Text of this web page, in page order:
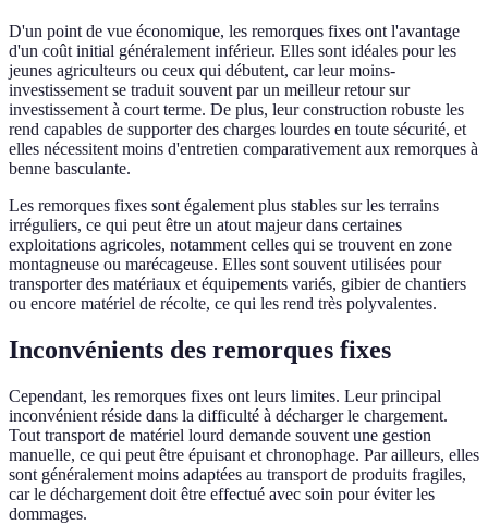
D'un point de vue économique, les remorques fixes ont l'avantage
d'un coût initial généralement inférieur. Elles sont idéales pour les
jeunes agriculteurs ou ceux qui débutent, car leur moins-
investissement se traduit souvent par un meilleur retour sur
investissement à court terme. De plus, leur construction robuste les
rend capables de supporter des charges lourdes en toute sécurité, et
elles nécessitent moins d'entretien comparativement aux remorques à
benne basculante.
Les remorques fixes sont également plus stables sur les terrains
irréguliers, ce qui peut être un atout majeur dans certaines
exploitations agricoles, notamment celles qui se trouvent en zone
montagneuse ou marécageuse. Elles sont souvent utilisées pour
transporter des matériaux et équipements variés, gibier de chantiers
ou encore matériel de récolte, ce qui les rend très polyvalentes.
Inconvénients des remorques fixes
Cependant, les remorques fixes ont leurs limites. Leur principal
inconvénient réside dans la difficulté à décharger le chargement.
Tout transport de matériel lourd demande souvent une gestion
manuelle, ce qui peut être épuisant et chronophage. Par ailleurs, elles
sont généralement moins adaptées au transport de produits fragiles,
car le déchargement doit être effectué avec soin pour éviter les
dommages.